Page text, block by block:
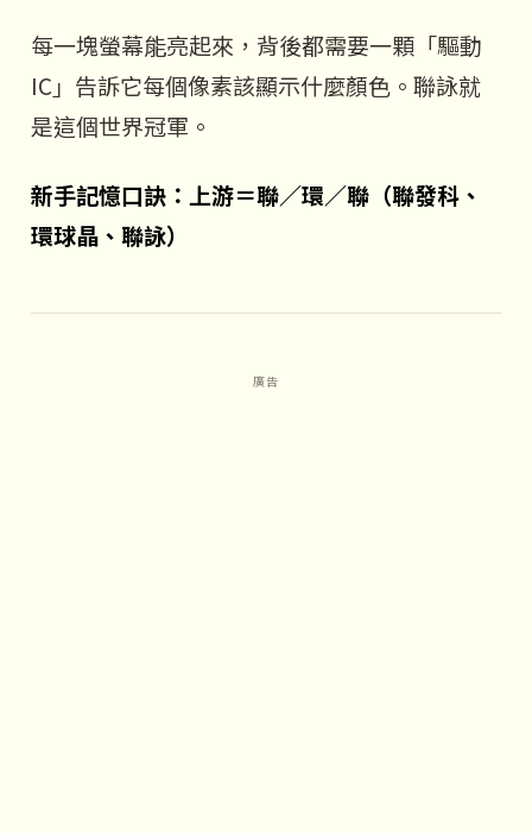
每一塊螢幕能亮起來，背後都需要一顆「驅動
IC」告訴它每個像素該顯示什麼顏色。聯詠就
是這個世界冠軍。
新手記憶口訣：上游＝聯／環／聯（聯發科、
環球晶、聯詠）